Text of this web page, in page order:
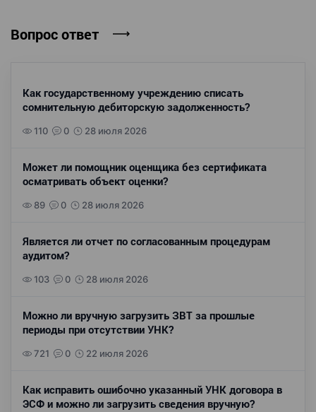
Вопрос ответ
Как государственному учреждению списать
сомнительную дебиторскую задолженность?
110 0 28 июля 2026
Может ли помощник оценщика без сертификата
осматривать объект оценки?
89 0 28 июля 2026
Является ли отчет по согласованным процедурам
аудитом?
103 0 28 июля 2026
Можно ли вручную загрузить ЗВТ за прошлые
периоды при отсутствии УНК?
721 0 22 июля 2026
Как исправить ошибочно указанный УНК договора в
ЭСФ и можно ли загрузить сведения вручную?